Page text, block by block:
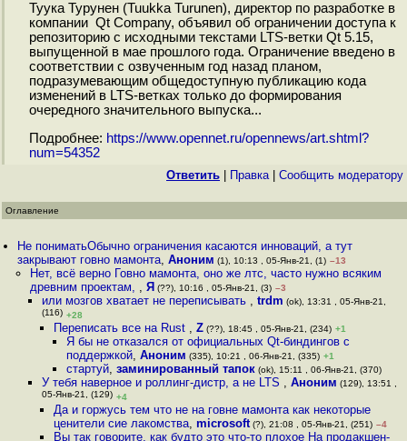
Туука Турунен (Tuukka Turunen), директор по разработке в
компании Qt Company, объявил об ограничении доступа к
репозиторию с исходными текстами LTS-ветки Qt 5.15,
выпущенной в мае прошлого года. Ограничение введено в
соответствии с озвученным год назад планом,
подразумевающим общедоступную публикацию кода
изменений в LTS-ветках только до формирования
очередного значительного выпуска...
Подробнее: https://www.opennet.ru/opennews/art.shtml?
num=54352
Ответить Правка| Cообщить модератору
Оглавление
Не пониматьОбычно ограничения касаются инноваций, а тут
закрывают говно мамонта,Аноним (1), 10:13 , 05-Янв-21, (1) –13
Нет, всё верно Говно мамонта, оно же лтс, часто нужно всяким
древним проектам, , Я (??), 10:16 , 05-Янв-21, (3) –3
или мозгов хватает не переписывать , trdm (ok), 13:31 , 05-Янв-21,
(116) +28
Переписать все на Rust ,Z (??), 18:45 , 05-Янв-21, (234) +1
Я бы не отказался от официальных Qt-биндингов с
поддержкой, Аноним (335), 10:21 , 06-Янв-21, (335) +1
стартуй, заминированный тапок(ok), 15:11 , 06-Янв-21, (370)
У тебя наверное и роллинг-дистр, а не LTS , Аноним (129), 13:51 ,
05-Янв-21, (129) +4
Да и горжусь тем что не на говне мамонта как некоторые
ценители сие лакомства,microsoft (?), 21:08 , 05-Янв-21, (251) –4
Вы так говорите, как будто это что-то плохое На продакшен-